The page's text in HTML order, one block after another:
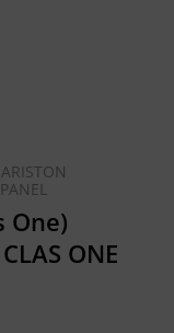
ARISTON
One)
ONE